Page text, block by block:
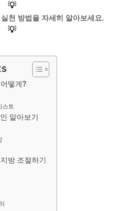
💡
천 방법을 자세히 알아보세요.
💡
떻게?
스트
알아보기
방 조절하기